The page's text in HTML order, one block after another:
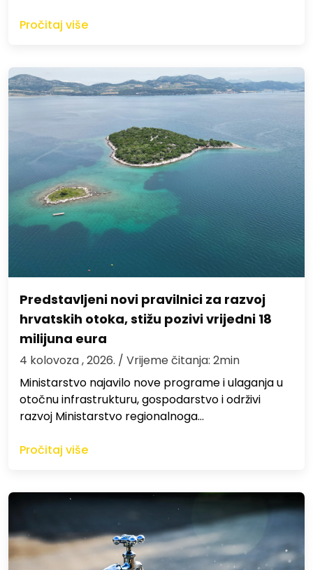
Pročitaj više
Predstavljeni novi pravilnici za razvoj
hrvatskih otoka, stižu pozivi vrijedni 18
milijuna eura
4 kolovoza , 2026. / Vrijeme čitanja: 2min
Ministarstvo najavilo nove programe i ulaganja u
otočnu infrastrukturu, gospodarstvo i održivi
razvoj Ministarstvo regionalnoga…
Pročitaj više